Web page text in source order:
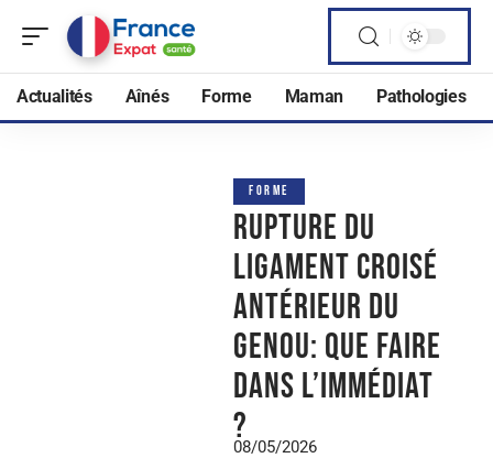
Actualités Aînés Forme Maman Pathologies
FORME
Rupture du
ligament croisé
antérieur du
genou: que faire
dans l’immédiat
?
08/05/2026